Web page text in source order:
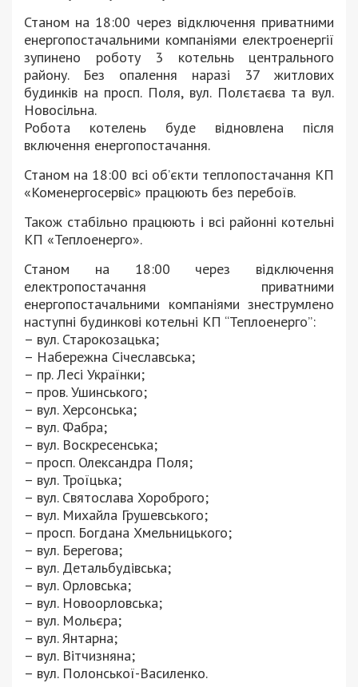
Станом на 18:00 через відключення приватними
енергопостачальними компаніями електроенергії
зупинено роботу 3 котельнь центрального
району. Без опалення наразі 37 житлових
будинків на просп. Поля, вул. Полєтаєва та вул.
Новосільна.
Робота котелень буде відновлена після
включення енергопостачання.
Станом на 18:00 всі об’єкти теплопостачання КП
«Коменергосервіс» працюють без перебоїв.
Також стабільно працюють і всі районні котельні
КП «Теплоенерго».
Станом на 18:00 через відключення
електропостачання приватними
енергопостачальними компаніями знеструмлено
наступні будинкові котельні КП “Теплоенерго”:
– вул. Старокозацька;
– Набережна Січеславська;
– пр. Лесі Українки;
– пров. Ушинського;
– вул. Херсонська;
– вул. Фабра;
– вул. Воскресенська;
– просп. Олександра Поля;
– вул. Троїцька;
– вул. Святослава Хороброго;
– вул. Михайла Грушевського;
– просп. Богдана Хмельницького;
– вул. Берегова;
– вул. Детальбудівська;
– вул. Орловська;
– вул. Новоорловська;
– вул. Мольєра;
– вул. Янтарна;
– вул. Вітчизняна;
– вул. Полонської-Василенко.